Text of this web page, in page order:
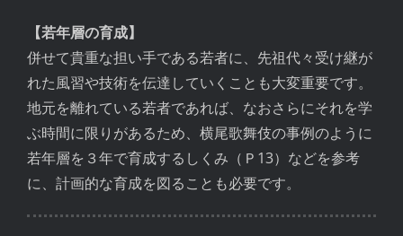
【若年層の育成】
併せて貴重な担い手である若者に、先祖代々受け継が
れた風習や技術を伝達していくことも大変重要です。
地元を離れている若者であれば、なおさらにそれを学
ぶ時間に限りがあるため、横尾歌舞伎の事例のように
若年層を３年で育成するしくみ（Ｐ13）などを参考
に、計画的な育成を図ることも必要です。